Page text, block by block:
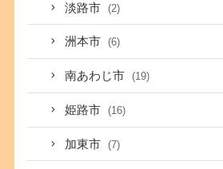
淡路市 (2)
洲本市 (6)
南あわじ市 (19)
姫路市 (16)
加東市 (7)